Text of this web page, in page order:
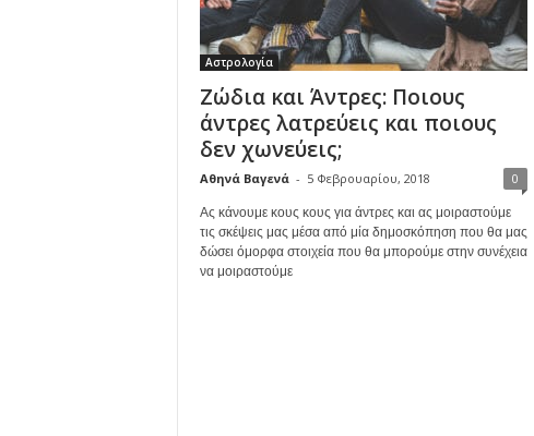
Αστρολογία
Ζώδια και Άντρες: Ποιους
άντρες λατρεύεις και ποιους
δεν χωνεύεις;
Αθηνά Βαγενά - 5 Φεβρουαρίου, 2018 0
Ας κάνουμε κους κους για άντρες και ας μοιραστούμε
τις σκέψεις μας μέσα από μία δημοσκόπηση που θα μας
δώσει όμορφα στοιχεία που θα μπορούμε στην συνέχεια
να μοιραστούμε